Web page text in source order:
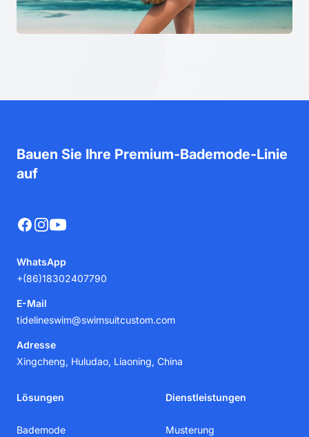
Bauen Sie Ihre Premium-Bademode-Linie
auf
Facebook
Instagram
YouTube
WhatsApp
+(86)18302407790
E-Mail
tidelineswim@swimsuitcustom.com
Adresse
Xingcheng, Huludao, Liaoning, China
Lösungen
Bademode
Dienstleistungen
Musterung